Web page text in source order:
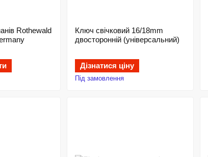
Rothewald
Ключ свічковий 16/18mm
двосторонній (універсальний)
Дізнатися ціну
Під замовлення